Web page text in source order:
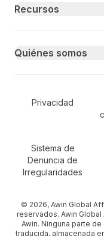
Recursos
Quiénes somos
Secondary Footer
Privacidad
Sistema de
Denuncia de
Irregularidades
© 2026, Awin Global
reservados. Awin
Awin. Ninguna parte
traducida, almacenada